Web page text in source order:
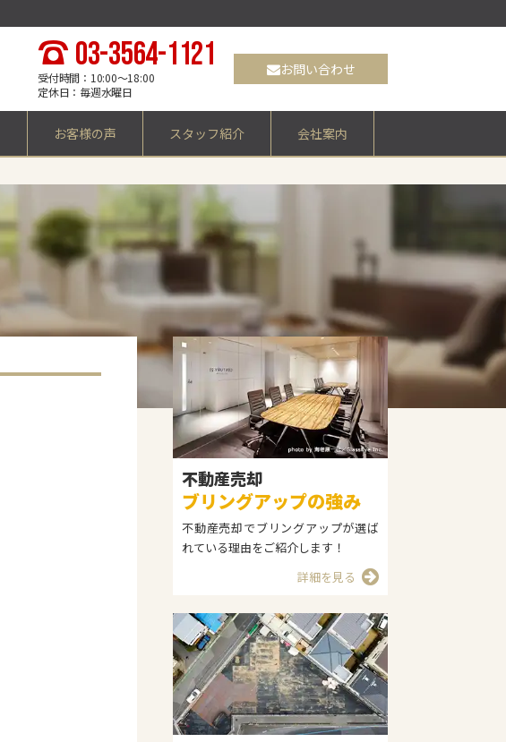
03-3564-1121
受付時間：10:00～18:00
定休日：毎週水曜日
お問い合わせ
お客様の声 スタッフ紹介 会社案内
不動産売却
ブリングアップの強み
不動産売却でブリングアップが選ば
れている理由をご紹介します！
詳細を見る